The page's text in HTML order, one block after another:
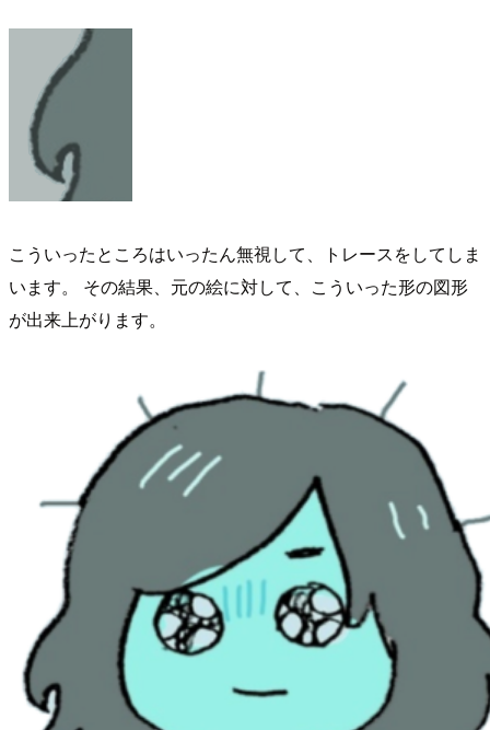
こういったところはいったん無視して、トレースをしてしま
います。 その結果、元の絵に対して、こういった形の図形
が出来上がります。